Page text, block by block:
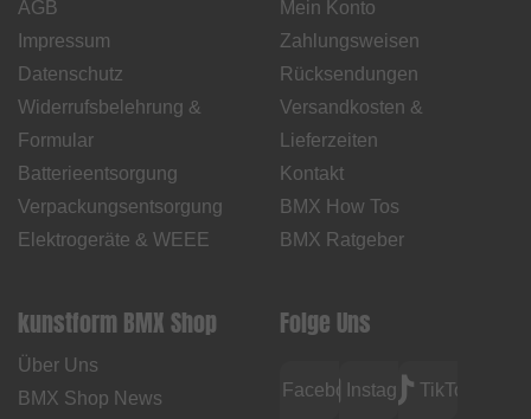
AGB
Impressum
Datenschutz
Widerrufsbelehrung &
Formular
Batterieentsorgung
Verpackungsentsorgung
Elektrogeräte & WEEE
Mein Konto
Zahlungsweisen
Rücksendungen
Versandkosten &
Lieferzeiten
Kontakt
BMX How Tos
BMX Ratgeber
kunstform BMX Shop
Über Uns
BMX Shop News
Folge Uns
FacebookInstagramTikTok